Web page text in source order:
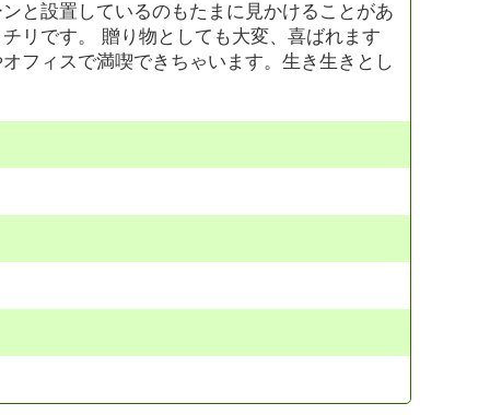
と設置しているのもたまに見かけることがあ
リです。 贈り物としても大変、喜ばれます
フィスで満喫できちゃいます。生き生きとし